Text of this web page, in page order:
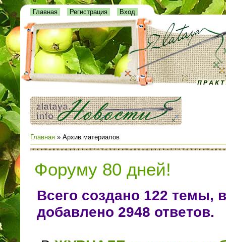
Главная Регистрация Вход
Главная » Архив материалов
Форуму 80 дней!
Всего создано 122 темы,
добавлено 2948 ответов.